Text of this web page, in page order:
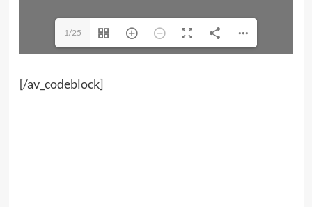
1/25
[/av_codeblock]